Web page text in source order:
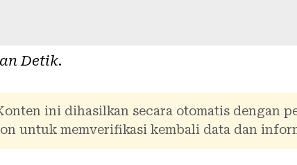
Detik.
ini dihasilkan secara otomatis dengan
untuk memverifikasi kembali data dan